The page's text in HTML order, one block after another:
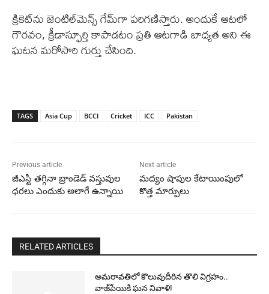
క్రికెట్‌ను జెంటిల్‌మెన్స్ గేమ్‌గా పరిగణిస్తారు. అందుకే ఆటలో
గౌరవం, క్రీడాస్ఫూర్తి కాపాడటం ప్రతి ఆటగాడి బాధ్యత అని ఈ
ఘటన మరోసారి గుర్తు చేసింది.
TAGS Asia Cup BCCI Cricket ICC Pakistan
Previous article
జీఎస్టీ తగ్గినా బ్రాండెడ్ వస్తువుల
ధరలు ఎందుకు అలాగే ఉన్నాయి
Next article
మద్యం షాపుల కేటాయింపులో
కొత్త మార్పులు
RELATED ARTICLES
అమరావతిలో కొలువుదీరిన తొలి విగ్రహం..
వాజ్‌పేయికి ఘన నివాళి!